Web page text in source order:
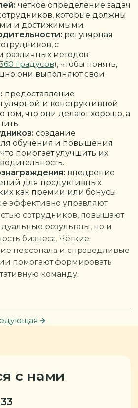
чёткое определение задач
которые должны
и достижимыми.
регулярная
с
различных методов
градусов), чтобы понять,
они выполняют свои
предоставление
и конструктивной
том, что они делают хорошо, а
создание
обучения и повышения
помогает улучшить их
внедрение
для продуктивных
как премии или бонусы
эффективно управляют
сотрудников, повышают
результаты, но и
бизнеса. Чёткие
персонала и справедливые
помогают формировать
команду.
с нами